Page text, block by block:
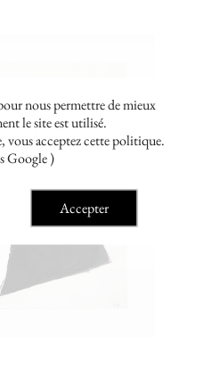
nous permettre de mieux
le site est utilisé.
vous acceptez cette politique.
Google )
Accepter